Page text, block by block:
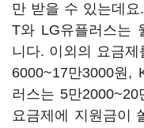
만 받을 수 있는데
T와 LG유플러스는
니다. 이외의 요금
6000~17만3000원,
러스는 5만
요금제에 지원금이